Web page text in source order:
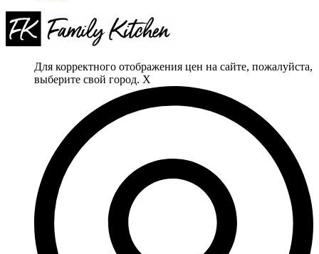
Для корректного отображения цен на сайте, пожалуйста,
выберите свой город. X